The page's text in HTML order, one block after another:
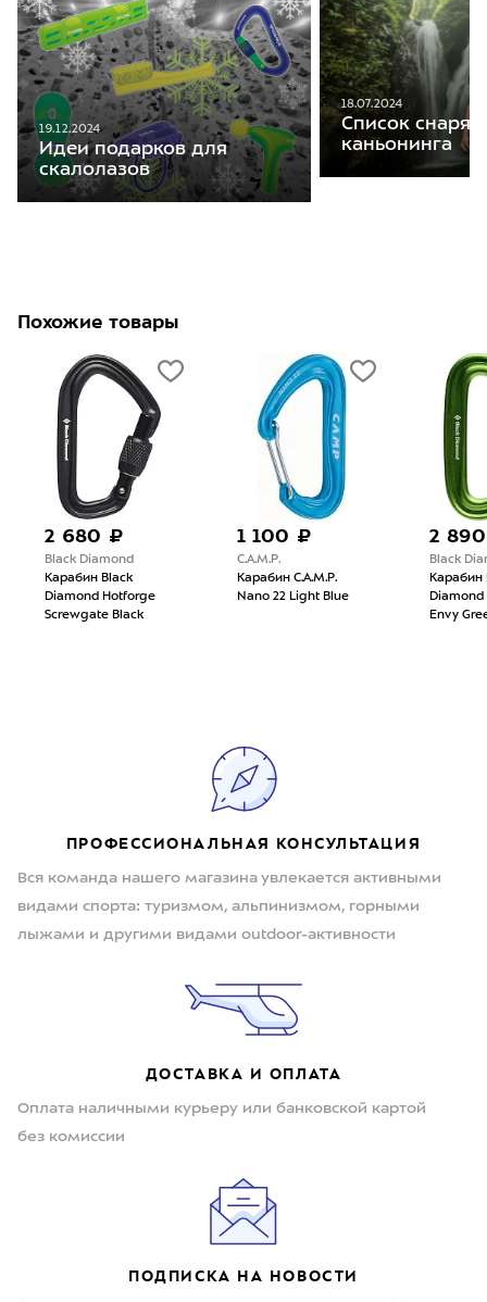
19.12.2024
Идеи подарков для
скалолазов
18.07.2024
Список
каньонинга
Похожие товары
2 680 ₽
Black Diamond
Карабин Black
Diamond Hotforge
Screwgate Black
1 100 ₽
C.A.M.P.
Карабин C.A.M.P.
Nano 22 Light Blue
2
Black
Карабин
Envy
ПРОФЕССИОНАЛЬНАЯ КОНСУЛЬТАЦИЯ
Вся команда нашего магазина увлекается активными
видами спорта: туризмом, альпинизмом, горными
лыжами и другими видами outdoor-активности
ДОСТАВКА И ОПЛАТА
Оплата наличными курьеру или банковской картой
без комиссии
ПОДПИСКА НА НОВОСТИ